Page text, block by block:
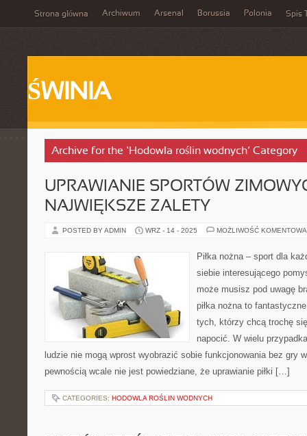
Strona główna Archiwum Arsenal Borussia Polonia Spis
ŚWINIA
Archive for the ‘Hodowla roślin wodnych’ Category
UPRAWIANIE SPORTÓW
NAJWIĘKSZE ZALETY
POSTED BY ADMIN WRZ - 14 - 2025 MOŻLIWOŚĆ
Piłka nożna – sport dla
siebie interesującego
może musisz pod uwagę
piłka nożna to
tych, którzy chcą trochę
napocić. W wielu
ludzie nie mogą wprost wyobrazić sobie funkcjonowania bez gry
pewnością wcale nie jest powiedziane, że uprawianie piłki […]
CATEGORIES: HODOWLA ROŚLIN WODNYCH